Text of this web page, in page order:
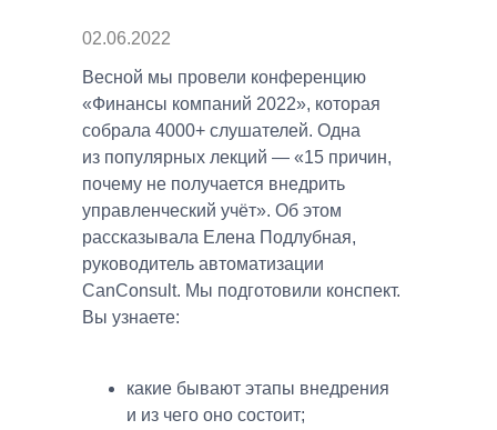
Весной мы провели конференцию
«Финансы компаний 2022», которая
собрала 4000+ слушателей. Одна
из популярных лекций — «15 причин,
почему не получается внедрить
управленческий учёт». Об этом
рассказывала Елена Подлубная,
руководитель автоматизации
CanConsult. Мы подготовили конспект.
Вы узнаете:
какие бывают этапы внедрения
и из чего оно состоит;
02.06.2022